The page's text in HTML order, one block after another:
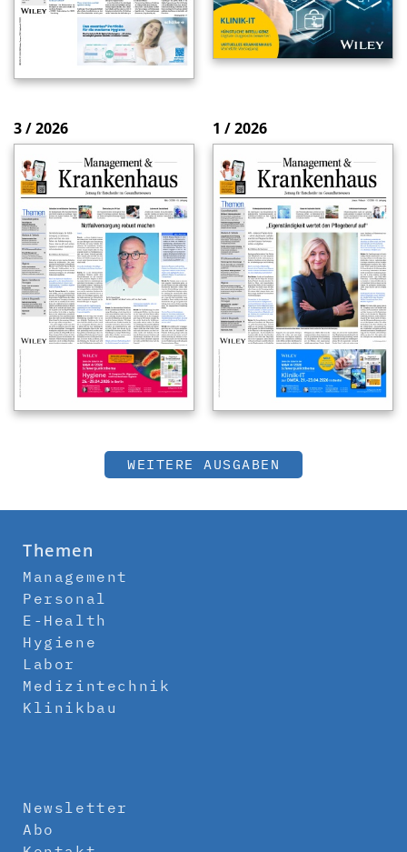
3 / 2026 1 / 2026
WEITERE AUSGABEN
Themen
Management
Personal
E-Health
Hygiene
Labor
Medizintechnik
Klinikbau
Newsletter
Abo